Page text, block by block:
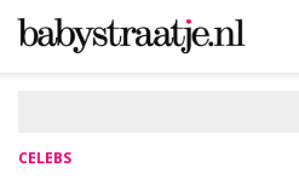
CELEBS